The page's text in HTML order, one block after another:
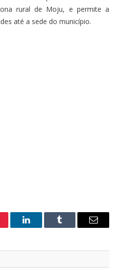
rural de Moju, e permite a
até a sede do município.
LinkedInTumblr
E-